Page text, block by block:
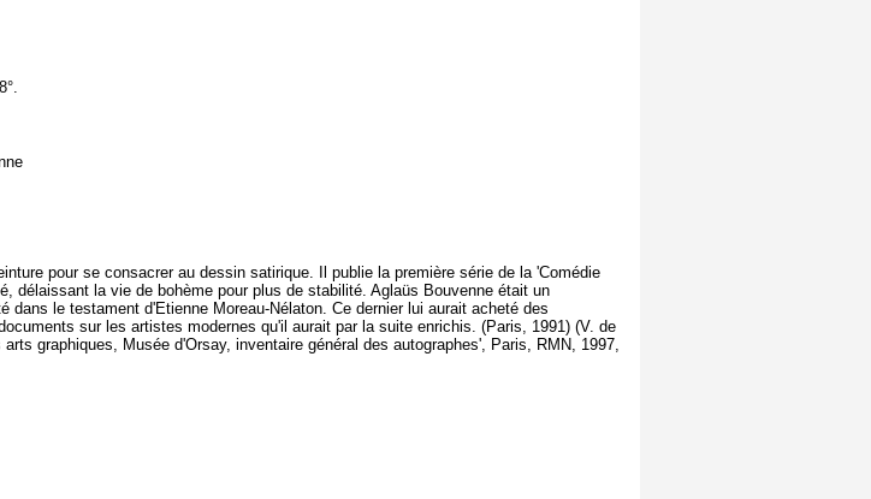
pour se consacrer au dessin satirique. Il publie la première série de la 'Comédie
délaissant la vie de bohème pour plus de stabilité. Aglaüs Bouvenne était un
dans le testament d'Etienne Moreau-Nélaton. Ce dernier lui aurait acheté des
sur les artistes modernes qu'il aurait par la suite enrichis. (Paris, 1991) (V. de
graphiques, Musée d'Orsay, inventaire général des autographes', Paris, RMN, 1997,